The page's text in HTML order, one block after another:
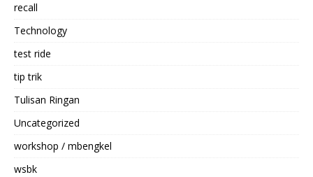
recall
Technology
test ride
tip trik
Tulisan Ringan
Uncategorized
workshop / mbengkel
wsbk